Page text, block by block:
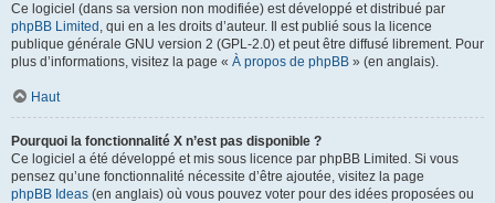
Ce logiciel (dans sa version non modifiée) est développé et distribué par
phpBB Limited , qui en a les droits d’auteur. Il est publié sous la licence
publique générale GNU version 2 (GPL-2.0) et peut être diffusé librement. Pour
plus d’informations, visitez la page « À propos de phpBB » (en anglais).
Haut
Pourquoi la fonctionnalité X n’est pas disponible ?
Ce logiciel a été développé et mis sous licence par phpBB Limited. Si vous
pensez qu’une fonctionnalité nécessite d’être ajoutée, visitez la page
phpBB Ideas (en anglais) où vous pouvez voter pour des idées proposées ou